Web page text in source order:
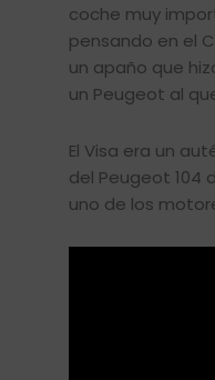
coche muy
pensando en el
un apaño que
un Peugeot al
El Visa era un
del Peugeot 104
uno de los